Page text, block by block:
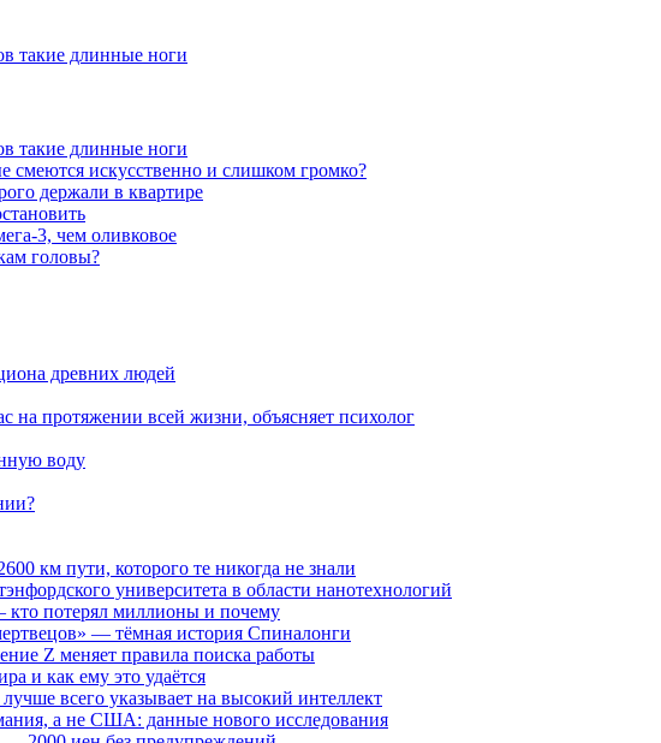
такие длинные ноги
такие длинные ноги
смеются искусственно и слишком громко?
держали в квартире
3, чем оливковое
головы?
древних людей
протяжении всей жизни, объясняет психолог
воду
км пути, которого те никогда не знали
университета в области нанотехнологий
потерял миллионы и почему
— тёмная история Спиналонги
Z меняет правила поиска работы
и как ему это удаётся
всего указывает на высокий интеллект
а не США: данные нового исследования